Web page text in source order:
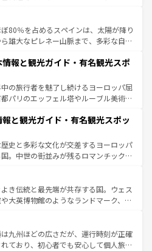
美しい田園風景やアマルフィ海岸の絶
見逃せない。観光の合間には、本場の
絶品のイタリア料理を堪能することも
アで、忘れられない旅をしてみよう！
ア情報は
80％を占めるスペインは、太陽が降り
雄大なピレネー山脈まで、多彩な自然
では、情熱的なフラメンコ、熱気あふ
味しいタパスが生活の一部となってい
の洗練された雰囲気や、バルセロナの
から、地方では古代ローマ遺跡や中世
風土や気候が異なるスペインはその個
照してほしい。
報と観光ガイド・有名観光スポ
の旅行者を魅了し続けるヨーロッパ屈
パリのエッフェル塔やルーブル美術館
まっている。華麗な宮殿、歴史的な大
、そして豊かな自然が、訪れる者を心
、フランスは美食の国としても知ら
ユネスコ無形文化遺産にも登録されて
畑など、多彩な楽しみ方が可能だ。さ
地域にも魅力が溢れており、どの街角に
が息づいている。パリ以外の個性あふ
と観光ガイド・有名観光スポッ
史と多彩な文化が交差するヨーロッパ
。中世の街並みが残るロマンチック街
どこを歩いても飽きることがない。ベ
、バイエルン州のアルプスの絶景、そ
ワイン畑といった風景は必見。ビール
ひ体験してほしい。 なお、新着の
ンツ一覧を参照してほしい。
き伝統と最先端が共存する国。ウェス
大英博物館のようなランドマーク、歴
力がある。また、優雅なアフタヌーン
にはたまらない英国パブ、サッカー観
こそできる体験も豊富。イギリスを旅
九州ほどの広さだが、運行時刻が正確
ており、初心者でも安心して個人旅行